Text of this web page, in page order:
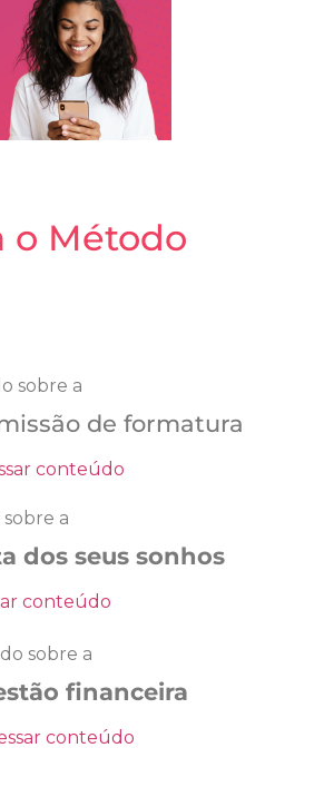
o Método
sobre a
de formatura
conteúdo
a
dos seus sonhos
conteúdo
sobre a
financeira
conteúdo